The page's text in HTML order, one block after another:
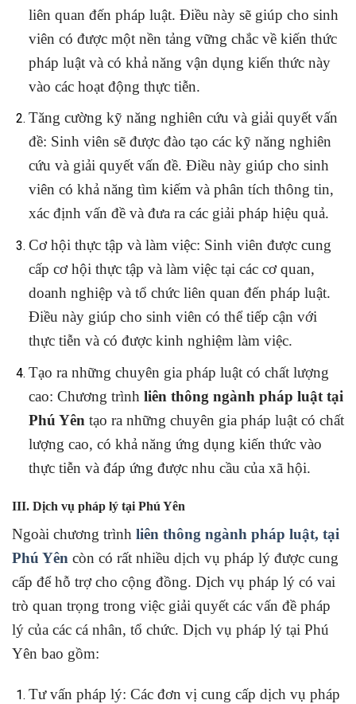
liên quan đến pháp luật. Điều này sẽ giúp cho sinh
viên có được một nền tảng vững chắc về kiến thức
pháp luật và có khả năng vận dụng kiến thức này
vào các hoạt động thực tiễn.
Tăng cường kỹ năng nghiên cứu và giải quyết vấn
đề: Sinh viên sẽ được đào tạo các kỹ năng nghiên
cứu và giải quyết vấn đề. Điều này giúp cho sinh
viên có khả năng tìm kiếm và phân tích thông tin,
xác định vấn đề và đưa ra các giải pháp hiệu quả.
Cơ hội thực tập và làm việc: Sinh viên được cung
cấp cơ hội thực tập và làm việc tại các cơ quan,
doanh nghiệp và tổ chức liên quan đến pháp luật.
Điều này giúp cho sinh viên có thể tiếp cận với
thực tiễn và có được kinh nghiệm làm việc.
Tạo ra những chuyên gia pháp luật có chất lượng
cao: Chương trình liên thông ngành pháp luật tại
Phú Yên tạo ra những chuyên gia pháp luật có chất
lượng cao, có khả năng ứng dụng kiến thức vào
thực tiễn và đáp ứng được nhu cầu của xã hội.
III. Dịch vụ pháp lý tại Phú Yên
Ngoài chương trình liên thông ngành pháp luật, tại
Phú Yên còn có rất nhiều dịch vụ pháp lý được cung
cấp để hỗ trợ cho cộng đồng. Dịch vụ pháp lý có vai
trò quan trọng trong việc giải quyết các vấn đề pháp
lý của các cá nhân, tổ chức. Dịch vụ pháp lý tại Phú
Yên bao gồm:
Tư vấn pháp lý: Các đơn vị cung cấp dịch vụ pháp